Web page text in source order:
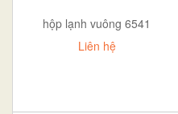
hộp lạnh vuông 6541
Liên hệ